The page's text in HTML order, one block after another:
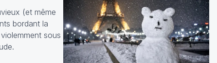
(et même
bordant la
sous